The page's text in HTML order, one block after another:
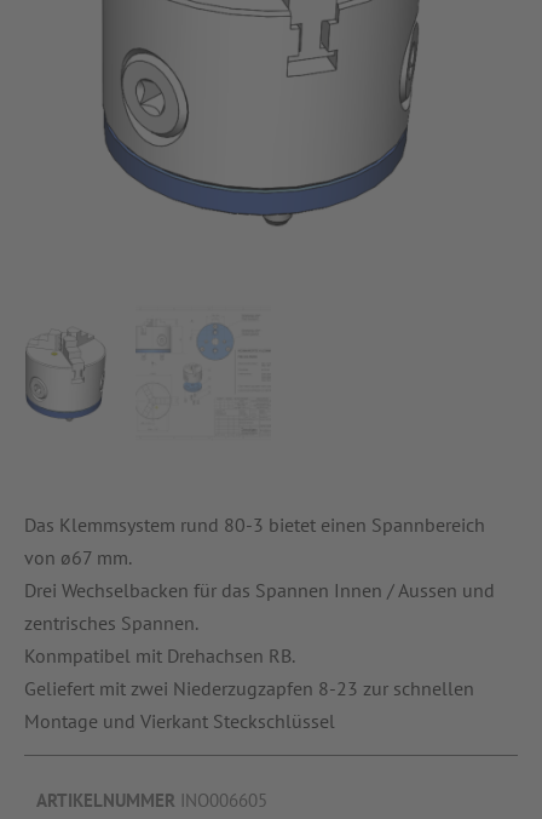
Das Klemmsystem rund 80-3 bietet einen Spannbereich
von ø67 mm.
Drei Wechselbacken für das Spannen Innen / Aussen und
zentrisches Spannen.
Konmpatibel mit Drehachsen RB.
Geliefert mit zwei Niederzugzapfen 8-23 zur schnellen
Montage und Vierkant Steckschlüssel
ARTIKELNUMMER INO006605